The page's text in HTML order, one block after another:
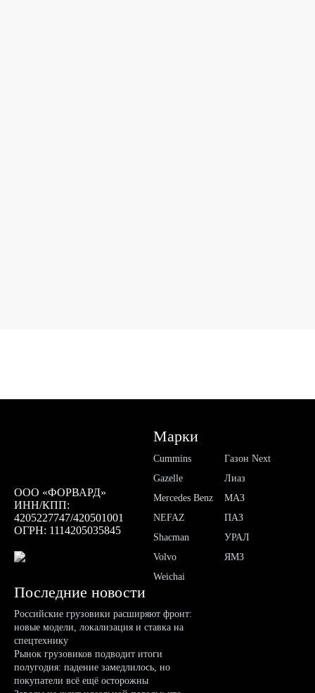
ООО «ФОРВАРД»
ИНН/КПП:
4205227747/420501001
ОГРН: 1114205035845
Марки
Cummins
Gazelle
Mercedes Benz
NEFAZ
Shacman
Volvo
Weichai
Газон Next
Лиаз
МАЗ
ПАЗ
УРАЛ
ЯМЗ
Последние новости
Российские грузовики расширяют фронт:
новые модели, локализация и ставка на
спецтехнику
Рынок грузовиков подводит итоги
полугодия: падение замедлилось, но
покупатели всё ещё осторожны